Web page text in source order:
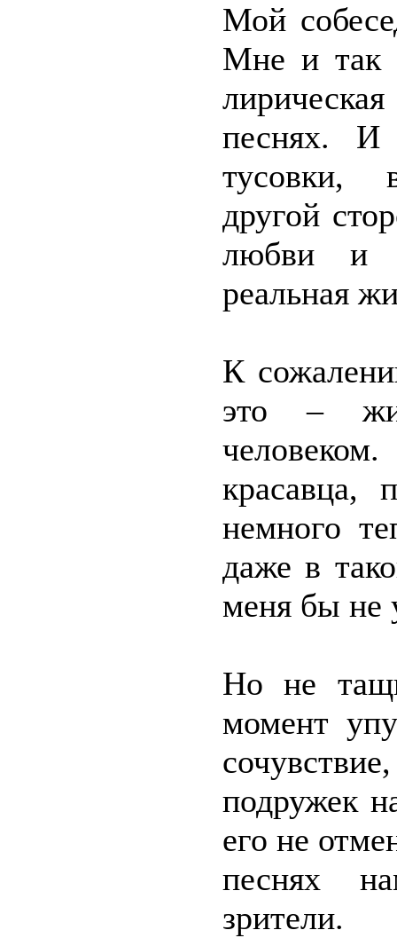
Мой
Мне и так
песнях.
тусовки,
другой
любви и
реальная
К
это –
красавца,
немного
даже в
меня бы не
Но не
момент
подружек
его не
песнях
зрители.